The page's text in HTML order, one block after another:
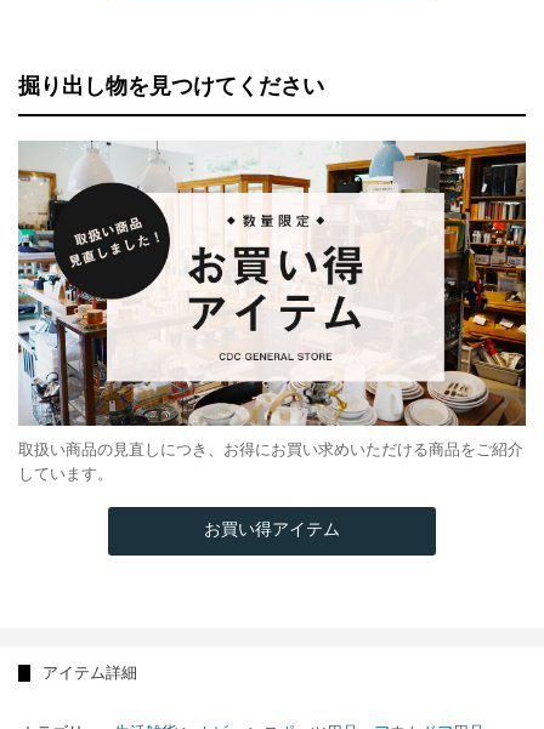
掘り出し物を見つけてください
取扱い商品の見直しにつき、お得にお買い求めいただける商品をご紹介
しています。
お買い得アイテム
アイテム詳細